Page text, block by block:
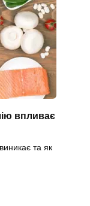
впливає
та як